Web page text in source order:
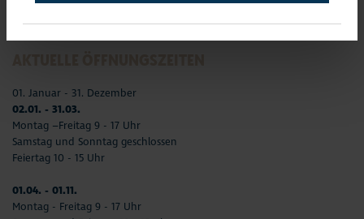
info(at)timmendorfer-strand.de
01. Januar - 31. Dezember
02.01. - 31.03.
Montag –Freitag 9 - 17 Uhr
Samstag und Sonntag geschlossen
Feiertag 10 - 15 Uhr
01.04. - 01.11.
Montag - Freitag 9 - 17 Uhr